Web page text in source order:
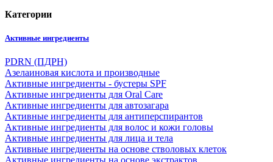
Категории
Активные ингредиенты
PDRN (ПДРН)
Азелаиновая кислота и производные
Активные ингредиенты - бустеры SPF
Активные ингредиенты для Oral Care
Активные ингредиенты для автозагара
Активные ингредиенты для антиперспирантов
Активные ингредиенты для волос и кожи головы
Активные ингредиенты для лица и тела
Активные ингредиенты на основе стволовых клеток
Активные ингредиенты на основе экстрактов